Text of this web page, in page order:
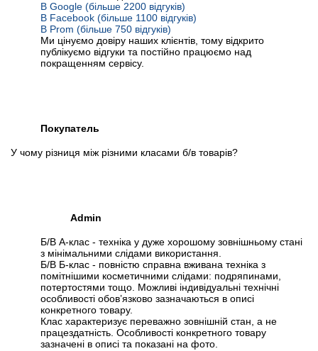
В Google (більше 2200 відгуків)
В Facebook (більше 1100 відгуків)
В Prom (більше 750 відгуків)
Ми цінуємо довіру наших клієнтів, тому відкрито
публікуємо відгуки та постійно працюємо над
покращенням сервісу.
Покупатель
У чому різниця між різними класами б/в товарів?
Admin
Б/В А-клас - техніка у дуже хорошому зовнішньому стані
з мінімальними слідами використання.
Б/В Б-клас - повністю справна вживана техніка з
помітнішими косметичними слідами: подряпинами,
потертостями тощо. Можливі індивідуальні технічні
особливості обов’язково зазначаються в описі
конкретного товару.
Клас характеризує переважно зовнішній стан, а не
працездатність. Особливості конкретного товару
зазначені в описі та показані на фото.